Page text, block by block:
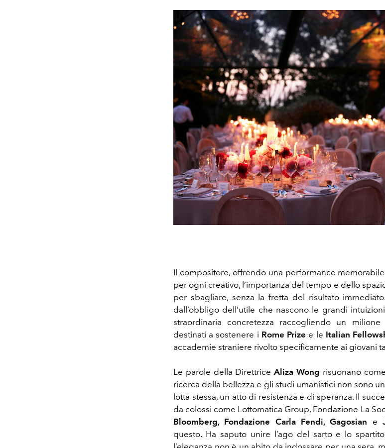
Il compositore, offrendo una performance
per ogni creativo, l’importanza del tempo e dello
per sbagliare, senza la fretta del risultato
dall’obbligo dell’utile che nascono le grandi
straordinaria concretezza raccogliendo un
destinati a sostenere i Rome Prize e le Italian
accademie straniere rivolto specificamente ai giovani
Le parole della DirettriceAliza Wong risuonano
ricerca della bellezza e gli studi umanistici non sono
lotta stessa, un atto di resistenza e di speranza. Il
da colossi come Lottomatica Group, Fondazione La
Bloomberg, Fondazione Carla Fendi, Gagosian e
questo. Ha saputo unire l’ago del sarto e lo